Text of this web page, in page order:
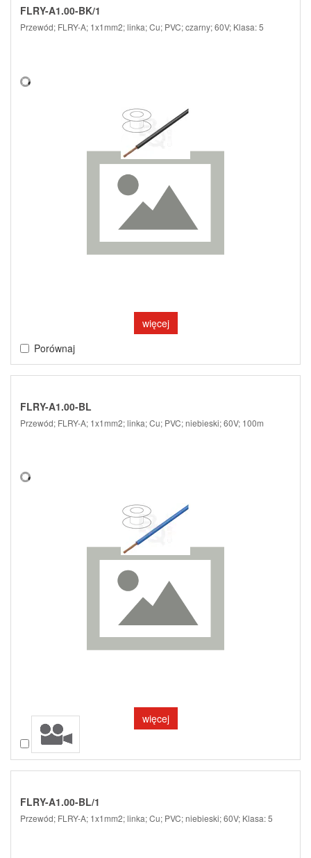
FLRY-A1.00-BK/1
Przewód; FLRY-A; 1x1mm2; linka; Cu; PVC; czarny; 60V; Klasa: 5
więcej
Porównaj
FLRY-A1.00-BL
Przewód; FLRY-A; 1x1mm2; linka; Cu; PVC; niebieski; 60V; 100m
więcej
Porównaj
FLRY-A1.00-BL/1
Przewód; FLRY-A; 1x1mm2; linka; Cu; PVC; niebieski; 60V; Klasa: 5